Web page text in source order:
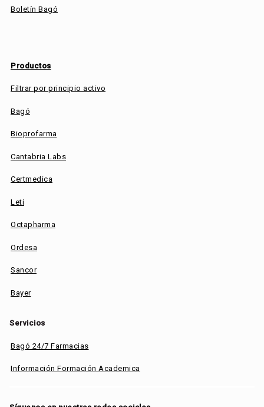
Boletín Bagó
Productos
Filtrar por principio activo
Bagó
Bioprofarma
Cantabria Labs
Certmedica
Leti
Octapharma
Ordesa
Sancor
Bayer
Servicios
Bagó 24/7 Farmacias
Información Formación Academica